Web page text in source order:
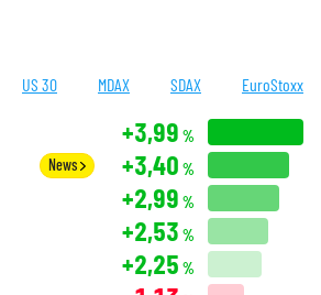
US 30 MDAX SDAX EuroStoxx
+3,99 %
News +3,40 %
+2,99 %
+2,53 %
+2,25 %